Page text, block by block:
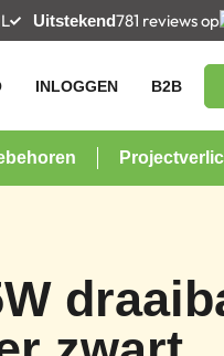
Uitstekend781 reviews op
INLOGGEN B2B